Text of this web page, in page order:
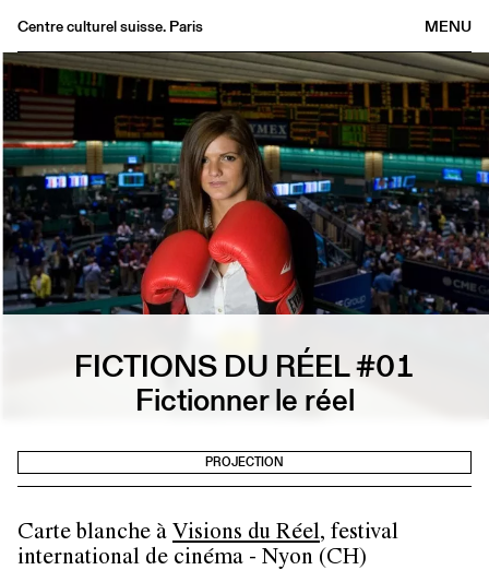
MENU
Centre culturel suisse. Paris
Agenda
Librairie
Buvette
Archives
Médiathèque
Éditions
Informations
FR/EN
FICTIONS DU RÉEL #01
Fictionner le réel
PROJECTION
Carte blanche à Visions du Réel, festival
international de cinéma - Nyon (CH)